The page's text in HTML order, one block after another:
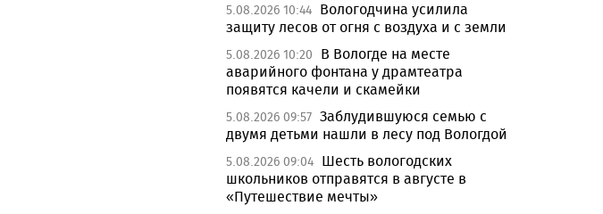
5.08.2026 10:44 Вологодчина усилила
защиту лесов от огня с воздуха и с земли
5.08.2026 10:20
В Вологде на месте
аварийного фонтана у драмтеатра
появятся качели и скамейки
5.08.2026 09:57 Заблудившуюся семью с
двумя детьми нашли в лесу под Вологдой
5.08.2026 09:04 Шесть вологодских
школьников отправятся в августе в
«Путешествие мечты»